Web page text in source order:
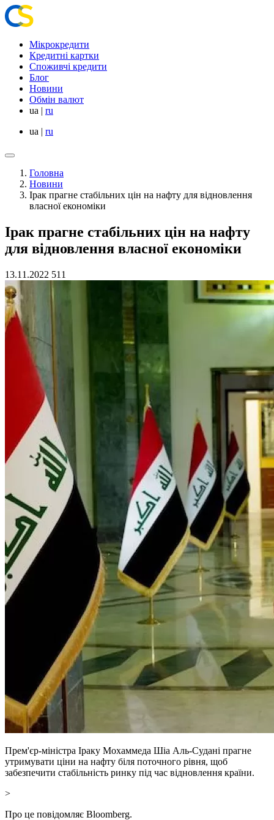
Мікрокредити
Кредитні картки
Споживчі кредити
Блог
Новини
Обмін валют
ua | ru
ua | ru
Головна
Новини
Ірак прагне стабільних цін на нафту для відновлення
власної економіки
Ірак прагне стабільних цін на нафту
для відновлення власної економіки
13.11.2022 511
Прем'єр-міністра Іраку Мохаммеда Шіа Аль-Судані прагне
утримувати ціни на нафту біля поточного рівня, щоб
забезпечити стабільність ринку під час відновлення країни.
>
Про це повідомляє Bloomberg.